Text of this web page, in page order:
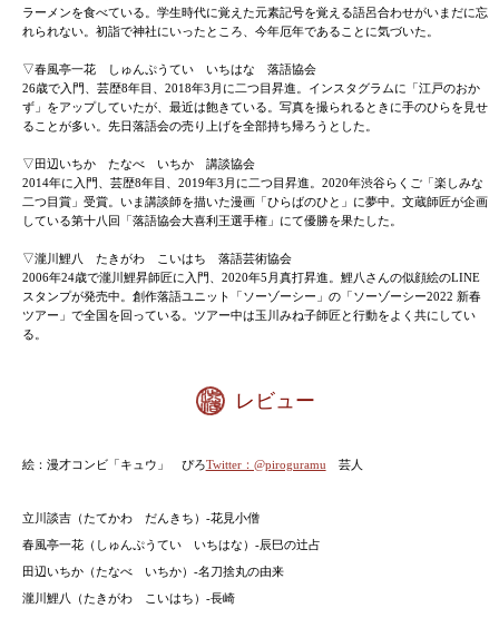
二つ目さん三人に、鯉八師匠という、とってもフレッシ
されます。これは、近い将来に新しい名人像を作り上げる
古典も創作も、独自のメロディアスな語り口と、なにを
どこからどんな球が出てくるかわからないというときめき
っぽくも女っぽくもなく、ジェンダーレスでどんな登場人
え）の心で端正に表現してくれるいちかさん。
そしてトリは渋谷らくごを象徴する存在、新しい落語の
匠。「自分のことを中の下だと思っている人に創っている
も思えるような不思議な味わいの落語、ぜひ味わってくだ
▽立川談吉 たてかわ だんきち 落語立川流
26歳で入門、芸歴14年目、2011年6月二つ目昇進。iPhone
れられない。初詣で神社にいったところ、今年厄年である
26歳で入門、芸歴8年目、2018年3月に二つ目昇進。イン
ることが多い。先日落語会の売り上げを全部持ち帰ろうと
▽田辺いちか たなべ いちか 講談協会
2014年に入門、芸歴8年目、2019年3月に二つ目昇進。